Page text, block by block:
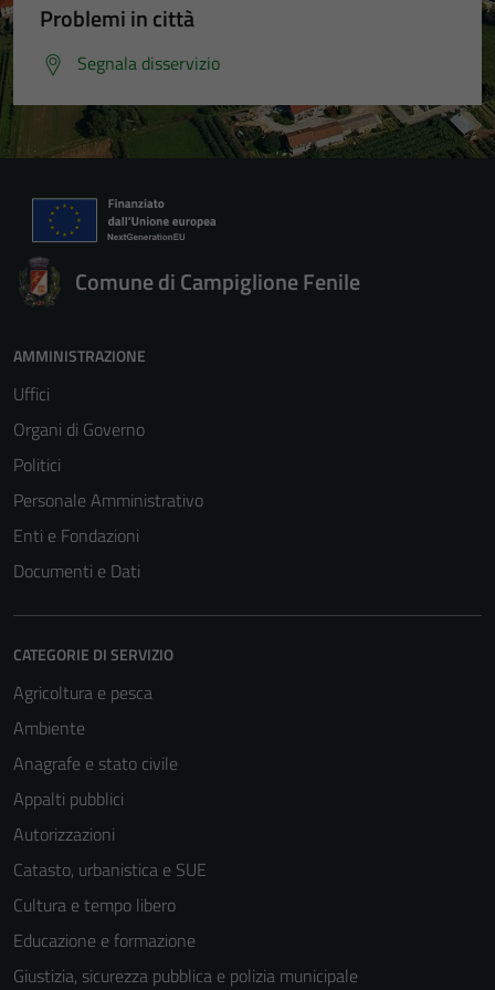
Problemi in città
Segnala disservizio
Comune di Campiglione Fenile
AMMINISTRAZIONE
Uffici
Organi di Governo
Politici
Personale Amministrativo
Enti e Fondazioni
Documenti e Dati
CATEGORIE DI SERVIZIO
Agricoltura e pesca
Ambiente
Anagrafe e stato civile
Appalti pubblici
Autorizzazioni
Catasto, urbanistica e SUE
Cultura e tempo libero
Educazione e formazione
Giustizia, sicurezza pubblica e polizia municipale
Questi cookie